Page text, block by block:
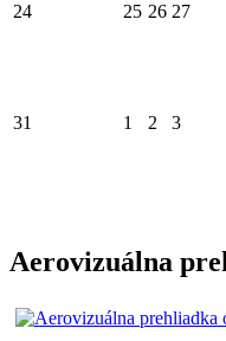
24 25 26 27
31 1 2 3
Aerovizuálna